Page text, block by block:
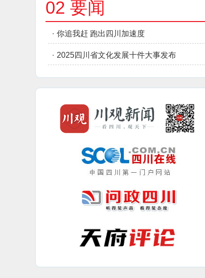
02 要闻
· 你追我赶 跑出四川加速度
· 2025四川省文化发展十件大事发布